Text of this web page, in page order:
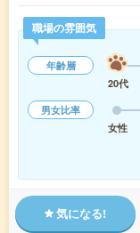
職場の雰囲気
年齢層
20代
男女比率
女性
気になる!